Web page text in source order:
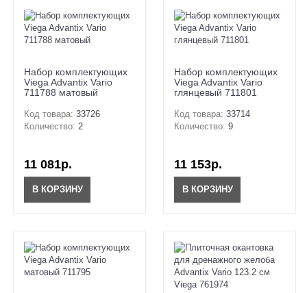
Набор комплектующих
Viega Advantix Vario
711788 матовый
Код товара: 33726
Количество: 2
11 081р.
В КОРЗИНУ
Набор комплектующих
Viega Advantix Vario
глянцевый 711801
Код товара: 33714
Количество: 9
11 153р.
В КОРЗИНУ